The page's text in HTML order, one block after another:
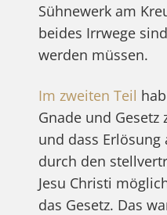
Sühnewerk am
beides Irrwege
werden müssen.
Im zweiten Teil
Gnade und
und dass Erlösung
durch den
Jesu Christi
das Gesetz. Das